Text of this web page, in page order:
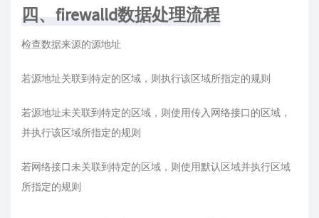
四、firewalld数据处理流程
检查数据来源的源地址
若源地址关联到特定的区域，则执行该区域所指定的规则
若源地址未关联到特定的区域，则使用传入网络接口的区域，
并执行该区域所指定的规则
若网络接口未关联到特定的区域，则使用默认区域并执行区域
所指定的规则